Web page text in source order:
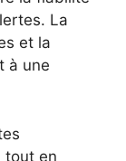
La
et la
à une
tout en